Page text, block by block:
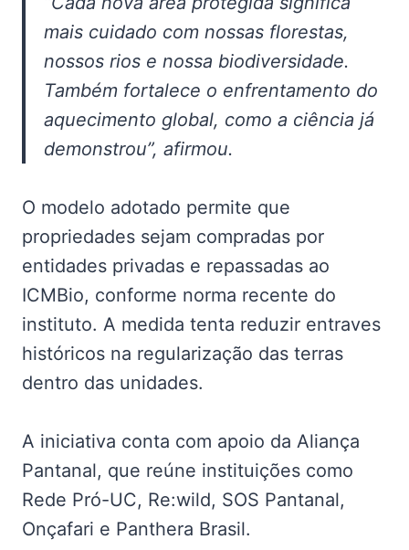
mais cuidado com nossas florestas,
nossos rios e nossa biodiversidade.
Também fortalece o enfrentamento do
aquecimento global, como a ciência já
demonstrou”, afirmou.
O modelo adotado permite que
propriedades sejam compradas por
entidades privadas e repassadas ao
ICMBio, conforme norma recente do
instituto. A medida tenta reduzir entraves
históricos na regularização das terras
dentro das unidades.
A iniciativa conta com apoio da Aliança
Pantanal, que reúne instituições como
Rede Pró-UC, Re:wild, SOS Pantanal,
Onçafari e Panthera Brasil.